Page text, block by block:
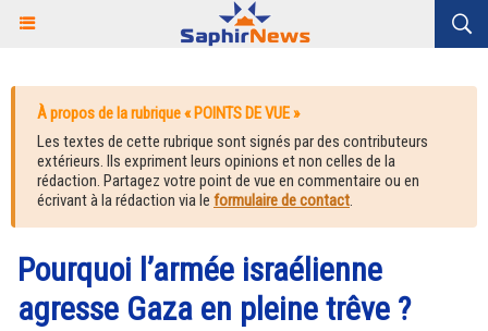
À propos de la rubrique « POINTS DE VUE »
Les textes de cette rubrique sont signés par des contributeurs
extérieurs. Ils expriment leurs opinions et non celles de la
rédaction. Partagez votre point de vue en commentaire ou en
écrivant à la rédaction via le formulaire de contact.
Pourquoi l’armée israélienne
agresse Gaza en pleine trêve ?